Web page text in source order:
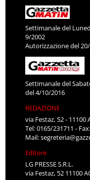
Settimanale del
9/2002
Autorizzazione del
Settimanale del
del 4/10/2016
REDAZIONE
via Festaz, 52 - 11100
Tel: 0165/231711 -
Mail:
Editore
LG PRESSE S.R.L.
via Festaz, 52 11100